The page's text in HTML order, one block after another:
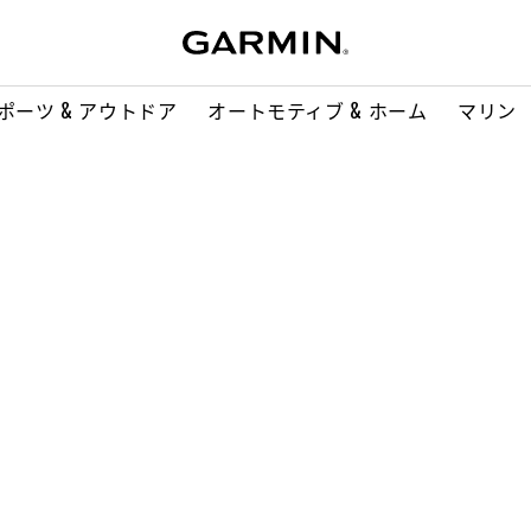
ーツ & アウトドア オートモティブ & ホーム マリン